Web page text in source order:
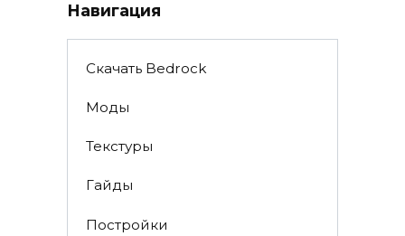
Навигация
Скачать Bedrock
Моды
Текстуры
Гайды
Постройки